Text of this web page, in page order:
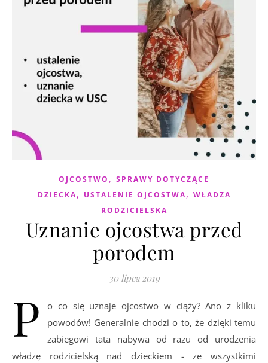
OJCOSTWO , SPRAWY DOTYCZĄCE
DZIECKA, USTALENIE OJCOSTWA, WŁADZA
RODZICIELSKA
Uznanie ojcostwa przed
porodem
30 lipca 2019
P
o co się uznaje ojcostwo w ciąży? Ano z kliku
powodów! Generalnie chodzi o to, że dzięki temu
zabiegowi tata nabywa od razu od urodzenia
władzę rodzicielską nad dzieckiem - ze wszystkimi